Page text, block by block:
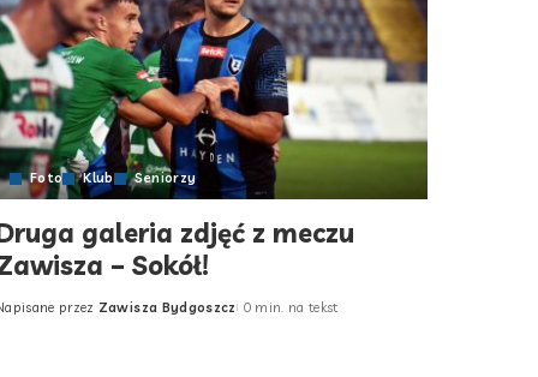
Foto Klub Seniorzy
galeria zdjęć z meczu
– Sokół!
przez Zawisza Bydgoszcz 0 min. na tekst